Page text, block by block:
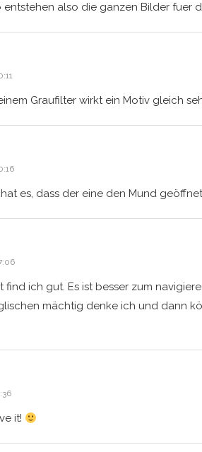
entstehen also die ganzen Bilder fuer
Graufilter wirkt ein Motiv gleich
es, dass der eine den Mund
find ich gut. Es ist besser zum
mächtig denke ich und dann
it!